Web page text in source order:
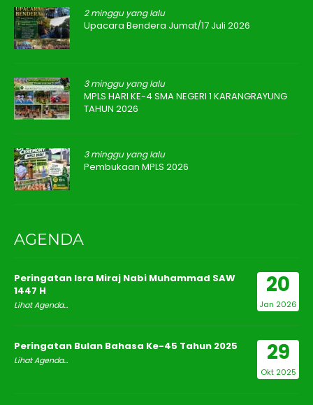
2 minggu yang lalu
Upacara Bendera Jumat/17 Juli 2026
3 minggu yang lalu
MPLS HARI KE-4 SMA NEGERI 1 KARANGRAYUNG
TAHUN 2026
3 minggu yang lalu
Pembukaan MPLS 2026
AGENDA
20
Jan 2026
Peringatan Isra Miraj Nabi Muhammad SAW
1447 H
Lihat Agenda...
29
Okt 2025
Peringatan Bulan Bahasa Ke-45 Tahun 2025
Lihat Agenda...